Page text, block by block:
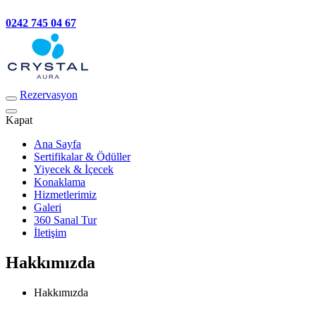
0242 745 04 67
Rezervasyon
Kapat
Ana Sayfa
Sertifikalar & Ödüller
Yiyecek & İçecek
Konaklama
Hizmetlerimiz
Galeri
360 Sanal Tur
İletişim
Hakkımızda
Hakkımızda